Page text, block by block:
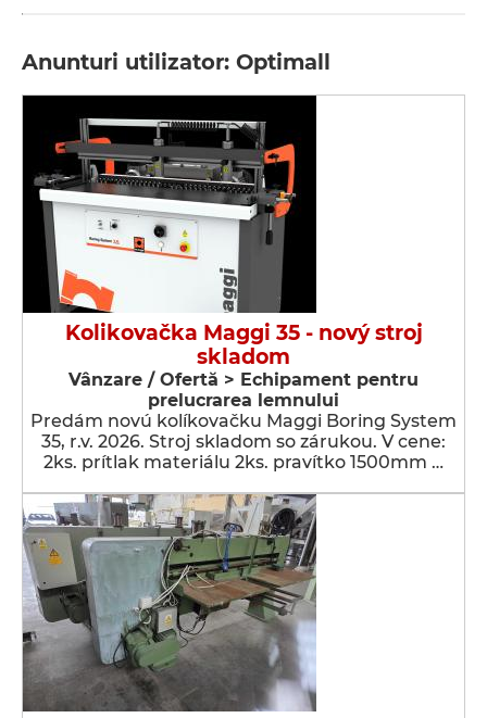
Anunturi utilizator: Optimall
Kolikovačka Maggi 35 - nový stroj
skladom
Vânzare / Ofertă > Echipament pentru
prelucrarea lemnului
Predám novú kolíkovačku Maggi Boring System
35, r.v. 2026. Stroj skladom so zárukou. V cene:
2ks. prítlak materiálu 2ks. pravítko 1500mm …